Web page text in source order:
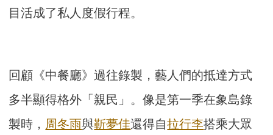
目活成了私人度假行程。
回顧《中餐廳》過往錄製，藝人們的抵達方式
多半顯得格外「親民」。像是第一季在象島錄
製時， 周冬雨與靳夢佳還得自拉行李搭乘大眾